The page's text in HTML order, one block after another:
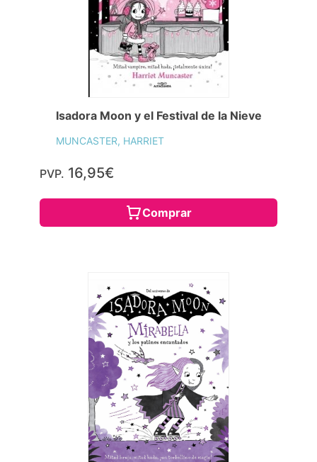
Isadora Moon y el Festival de la Nieve
MUNCASTER, HARRIET
PVP. 16,95€
Comprar